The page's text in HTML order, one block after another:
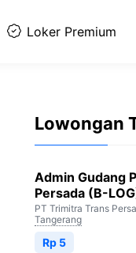
Loker Premium
Lowongan
Admin Gudang
Persada (B-
PT Trimitra Trans
Tangerang
Rp 5